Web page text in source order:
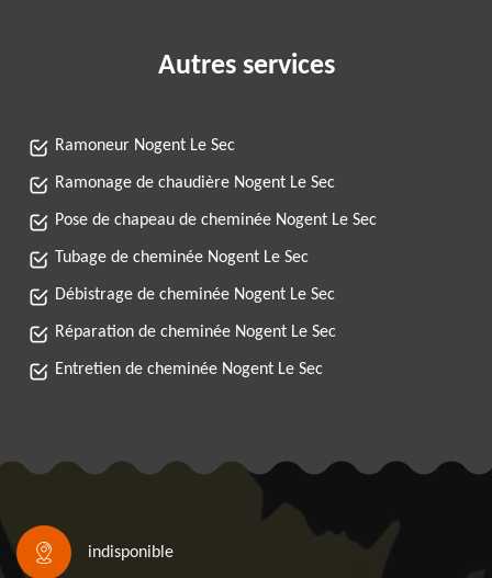
Autres services
Ramoneur Nogent Le Sec
Ramonage de chaudière Nogent Le Sec
Pose de chapeau de cheminée Nogent Le Sec
Tubage de cheminée Nogent Le Sec
Débistrage de cheminée Nogent Le Sec
Réparation de cheminée Nogent Le Sec
Entretien de cheminée Nogent Le Sec
indisponible